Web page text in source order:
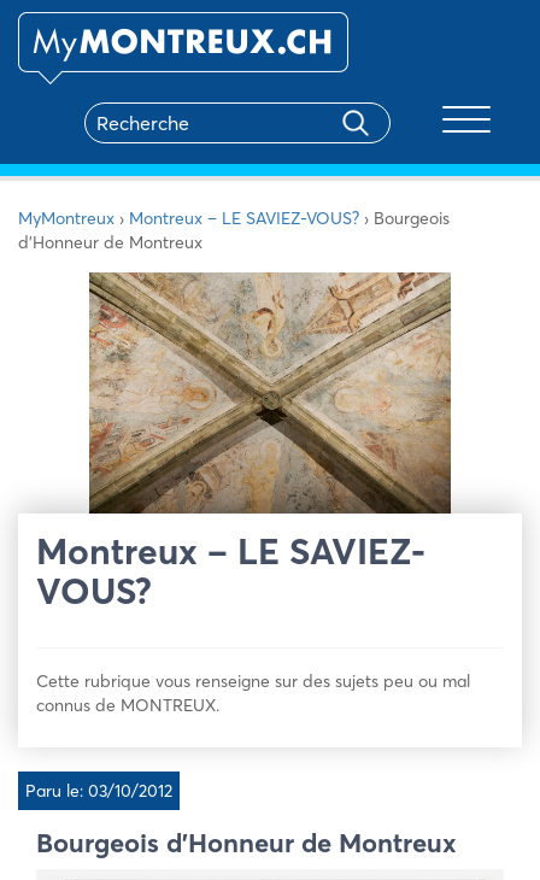
MyMontreux › Montreux – LE SAVIEZ-VOUS? › Bourgeois
d’Honneur de Montreux
Montreux – LE SAVIEZ-
VOUS?
Cette rubrique vous renseigne sur des sujets peu ou mal
connus de MONTREUX.
Paru le: 03/10/2012
Bourgeois d’Honneur de Montreux